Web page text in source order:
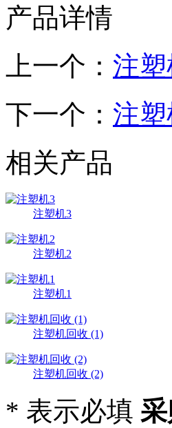
产品详情
上一个： 注塑
下一个： 注
相关产品
注塑机3
注塑机2
注塑机1
注塑机回收 (1)
注塑机回收 (2)
* 表示必填